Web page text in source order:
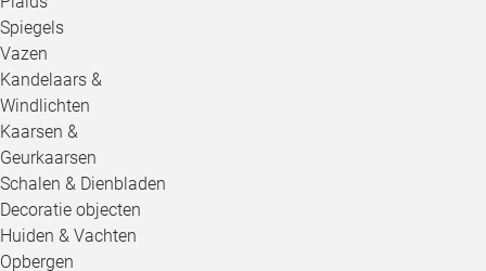
Spiegels
Vazen
Kandelaars &
Windlichten
Kaarsen &
Geurkaarsen
Schalen & Dienbladen
Decoratie objecten
Huiden & Vachten
Opbergen